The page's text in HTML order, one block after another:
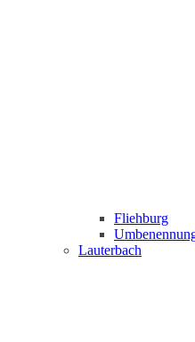
Fliehburg
Lauterbach